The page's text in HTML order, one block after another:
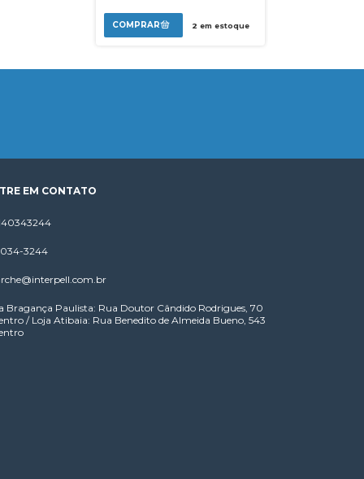
2 em estoque
EM CONTATO
3244
Bragança Paulista: Rua Doutor Cândido Rodrigues, 70
/ Loja Atibaia: Rua Benedito de Almeida Bueno, 543